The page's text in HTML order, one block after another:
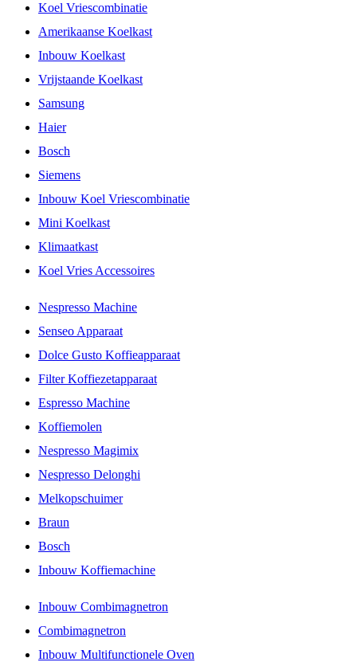
Koel Vriescombinatie
Amerikaanse Koelkast
Inbouw Koelkast
Vrijstaande Koelkast
Samsung
Haier
Bosch
Siemens
Inbouw Koel Vriescombinatie
Mini Koelkast
Klimaatkast
Koel Vries Accessoires
Nespresso Machine
Senseo Apparaat
Dolce Gusto Koffieapparaat
Filter Koffiezetapparaat
Espresso Machine
Koffiemolen
Nespresso Magimix
Nespresso Delonghi
Melkopschuimer
Braun
Bosch
Inbouw Koffiemachine
Inbouw Combimagnetron
Combimagnetron
Inbouw Multifunctionele Oven